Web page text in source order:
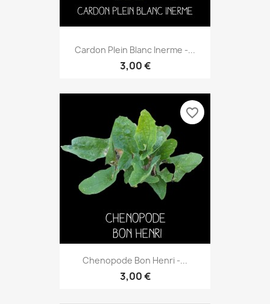
Cardon Plein Blanc Inerme -...
3,00 €
Chenopode Bon Henri -...
3,00 €
favorite_border